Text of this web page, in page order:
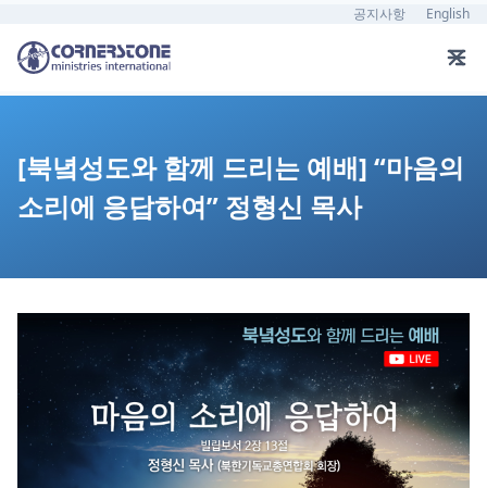
공지사항 English
[북녘성도와 함께 드리는 예배] “마음의
소리에 응답하여” 정형신 목사